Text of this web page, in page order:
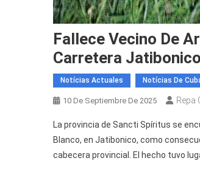
Fallece Vecino De
Carretera
Notícias Actuales Notícias De
10 De Septiembre De 2025 Repa
La provincia de Sancti Spíritus se
Blanco, en Jatibonico, como
cabecera provincial. El hecho tuvo